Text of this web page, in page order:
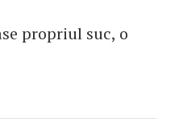
propriul suc, o